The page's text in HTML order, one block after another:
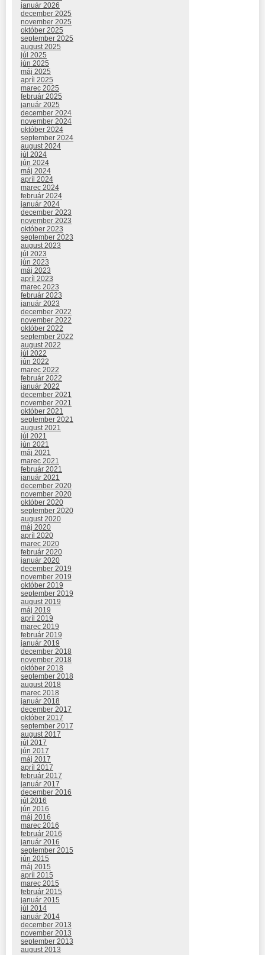
január 2026
december 2025
november 2025
október 2025
september 2025
august 2025
júl 2025
jún 2025
máj 2025
apríl 2025
marec 2025
február 2025
január 2025
december 2024
november 2024
október 2024
september 2024
august 2024
júl 2024
jún 2024
máj 2024
apríl 2024
marec 2024
február 2024
január 2024
december 2023
november 2023
október 2023
september 2023
august 2023
júl 2023
jún 2023
máj 2023
apríl 2023
marec 2023
február 2023
január 2023
december 2022
november 2022
október 2022
september 2022
august 2022
júl 2022
jún 2022
marec 2022
február 2022
január 2022
december 2021
november 2021
október 2021
september 2021
august 2021
júl 2021
jún 2021
máj 2021
marec 2021
február 2021
január 2021
december 2020
november 2020
október 2020
september 2020
august 2020
máj 2020
apríl 2020
marec 2020
február 2020
január 2020
december 2019
november 2019
október 2019
september 2019
august 2019
máj 2019
apríl 2019
marec 2019
február 2019
január 2019
december 2018
november 2018
október 2018
september 2018
august 2018
marec 2018
január 2018
december 2017
október 2017
september 2017
august 2017
júl 2017
jún 2017
máj 2017
apríl 2017
február 2017
január 2017
december 2016
júl 2016
jún 2016
máj 2016
marec 2016
február 2016
január 2016
september 2015
jún 2015
máj 2015
apríl 2015
marec 2015
február 2015
január 2015
júl 2014
január 2014
december 2013
november 2013
september 2013
august 2013